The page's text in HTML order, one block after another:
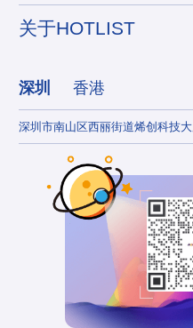
关于HOTLIST
深圳 香港
深圳市南山区西丽街道烯创科技